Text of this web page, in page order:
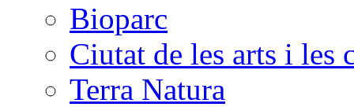
Bioparc
Ciutat de les arts i les
Terra Natura